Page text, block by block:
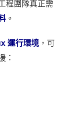
程團隊真正需
。
運行環境 ，可
：